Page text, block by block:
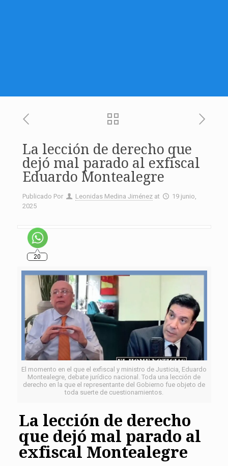
La lección de derecho que
dejó mal parado al exfiscal
Eduardo Montealegre
Publicado Por Leonidas Medina Jiménez at
19 junio,
2025
20
El momento en el que el exfiscal y ministro de Justicia, Eduardo
Montealegre, debate jurídico nacional. Toda una lección de
derecho en la que el representante del Gobierno fue objeto de
toda suerte de cuestionamientos.
La lección de derecho
que dejó mal parado al
exfiscal Montealegre